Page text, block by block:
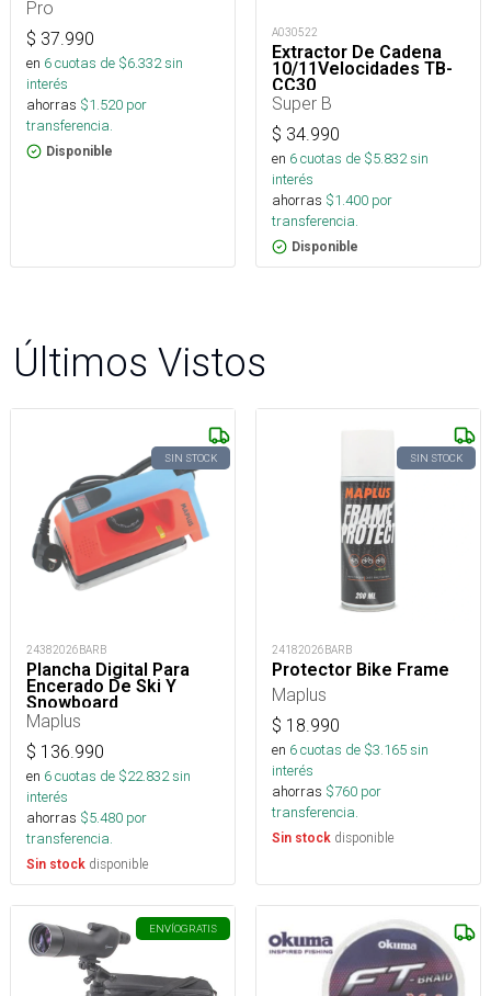
Pro
$ 37.990
en 6cuotas de $6.332sin
interés
ahorras $1.520 por
transferencia.
Disponible
A030522
Extractor De Cadena
10/11Velocidades TB-
CC30
Super B
$ 34.990
en 6cuotas de $5.832sin
interés
ahorras $1.400 por
transferencia.
Disponible
Últimos Vistos
SIN STOCK
24382026BARB
Plancha Digital Para
Encerado De Ski Y
Snowboard
Maplus
$ 136.990
en 6cuotas de $22.832sin
interés
ahorras $5.480 por
transferencia.
Sin stock disponible
SIN STOCK
24182026BARB
Protector Bike Frame
Maplus
$ 18.990
en 6cuotas de $3.165sin
interés
ahorras $760 por
transferencia.
Sin stock disponible
ENVÍOGRATIS